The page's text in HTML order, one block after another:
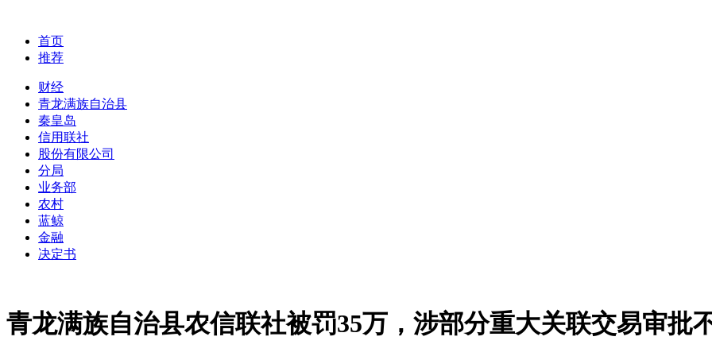
首页
推荐
财经
青龙满族自治县
秦皇岛
信用联社
股份有限公司
分局
业务部
农村
蓝鲸
金融
决定书
青龙满族自治县农信联社被罚35万，涉部分重大关联交易审批